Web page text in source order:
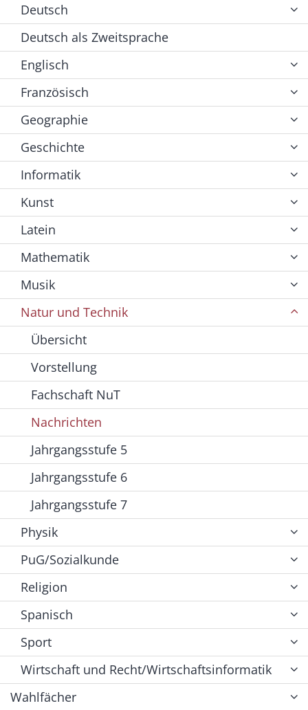
Deutsch
Deutsch als Zweitsprache
Englisch
Französisch
Geographie
Geschichte
Informatik
Kunst
Latein
Mathematik
Musik
Natur und Technik
Übersicht
Vorstellung
Fachschaft NuT
Nachrichten
Jahrgangsstufe 5
Jahrgangsstufe 6
Jahrgangsstufe 7
Physik
PuG/Sozialkunde
Religion
Spanisch
Sport
Wirtschaft und Recht/Wirtschaftsinformatik
Wahlfächer